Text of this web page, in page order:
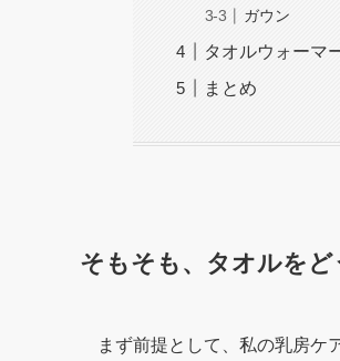
ガウン
タオルウォーマ
まとめ
そもそも、タオルを
まず前提として、私の乳房ケ